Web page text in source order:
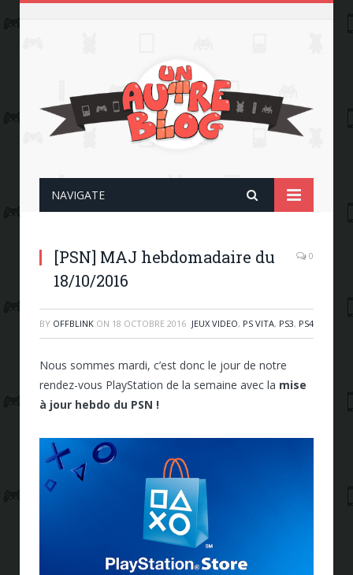
NAVIGATE
[PSN] MAJ hebdomadaire du
18/10/2016
0
BY OFFBLINK ON 18 OCTOBRE 2016 JEUX VIDEO, PS VITA, PS3, PS4
Nous sommes mardi, c’est donc le jour de notre
rendez-vous PlayStation de la semaine avec la mise
à jour hebdo du PSN !